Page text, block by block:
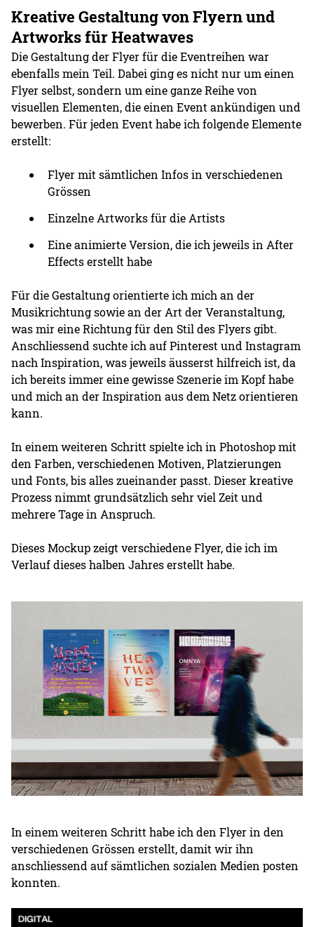
Kreative Gestaltung von Flyern und
Artworks für Heatwaves
Die Gestaltung der Flyer für die Eventreihen war
ebenfalls mein Teil. Dabei ging es nicht nur um einen
Flyer selbst, sondern um eine ganze Reihe von
visuellen Elementen, die einen Event ankündigen und
bewerben. Für jeden Event habe ich folgende Elemente
erstellt:
Flyer mit sämtlichen Infos in verschiedenen
Grössen
Einzelne Artworks für die Artists
Eine animierte Version, die ich jeweils in After
Effects erstellt habe
Für die Gestaltung orientierte ich mich an der
Musikrichtung sowie an der Art der Veranstaltung,
was mir eine Richtung für den Stil des Flyers gibt.
Anschliessend suchte ich auf Pinterest und Instagram
nach Inspiration, was jeweils äusserst hilfreich ist, da
ich bereits immer eine gewisse Szenerie im Kopf habe
und mich an der Inspiration aus dem Netz orientieren
kann.
In einem weiteren Schritt spielte ich in Photoshop mit
den Farben, verschiedenen Motiven, Platzierungen
und Fonts, bis alles zueinander passt. Dieser kreative
Prozess nimmt grundsätzlich sehr viel Zeit und
mehrere Tage in Anspruch.
Dieses Mockup zeigt verschiedene Flyer, die ich im
Verlauf dieses halben Jahres erstellt habe.
In einem weiteren Schritt habe ich den Flyer in den
verschiedenen Grössen erstellt, damit wir ihn
anschliessend auf sämtlichen sozialen Medien posten
konnten.